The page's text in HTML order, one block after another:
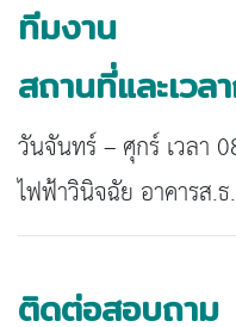
ทีมงาน
สถานที่และเวล
วันจันทร์ – ศุกร์ เวลา
ไฟฟ้าวินิจฉัย อาคารส.
ติดต่อสอบถาม